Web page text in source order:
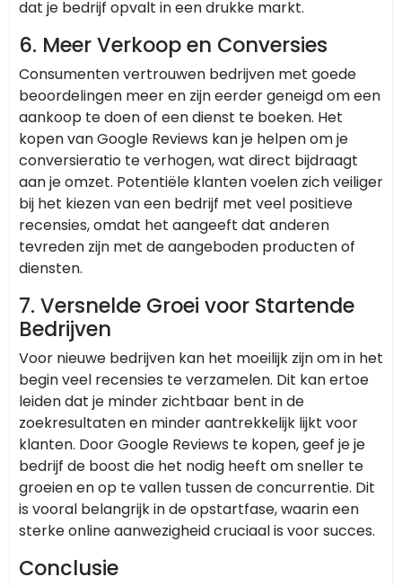
dat je bedrijf opvalt in een drukke markt.
6. Meer Verkoop en Conversies
Consumenten vertrouwen bedrijven met goede
beoordelingen meer en zijn eerder geneigd om een
aankoop te doen of een dienst te boeken. Het
kopen van Google Reviews kan je helpen om je
conversieratio te verhogen, wat direct bijdraagt
aan je omzet. Potentiële klanten voelen zich veiliger
bij het kiezen van een bedrijf met veel positieve
recensies, omdat het aangeeft dat anderen
tevreden zijn met de aangeboden producten of
diensten.
7. Versnelde Groei voor Startende
Bedrijven
Voor nieuwe bedrijven kan het moeilijk zijn om in het
begin veel recensies te verzamelen. Dit kan ertoe
leiden dat je minder zichtbaar bent in de
zoekresultaten en minder aantrekkelijk lijkt voor
klanten. Door Google Reviews te kopen, geef je je
bedrijf de boost die het nodig heeft om sneller te
groeien en op te vallen tussen de concurrentie. Dit
is vooral belangrijk in de opstartfase, waarin een
sterke online aanwezigheid cruciaal is voor succes.
Conclusie